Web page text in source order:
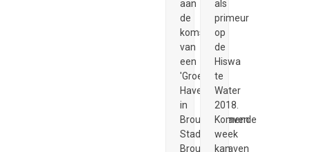
aan
de
komst
van
een
'Groene
Haven'
in
Brouwershaven.
Stadsraad
Brouwershaven
als
primeur
op
de
Hiswa
te
Water
2018.
Komende
week
kan